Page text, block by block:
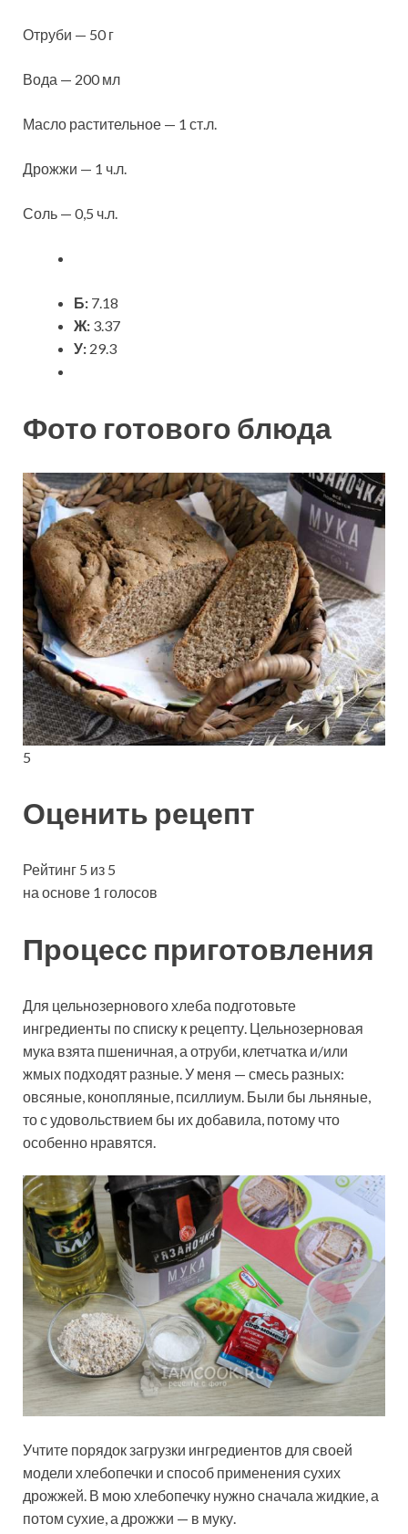
Отруби — 50 г
Вода — 200 мл
Масло растительное — 1 ст.л.
Дрожжи — 1 ч.л.
Соль — 0,5 ч.л.
Б: 7.18
Ж: 3.37
У: 29.3
Фото готового блюда
5
Оценить рецепт
Рейтинг 5 из 5
на основе 1 голосов
Процесс приготовления
Для цельнозернового хлеба подготовьте
ингредиенты по списку к рецепту. Цельнозерновая
мука взята пшеничная, а отруби, клетчатка и/или
жмых подходят разные. У меня — смесь разных:
овсяные, конопляные, псиллиум. Были бы льняные,
то с удовольствием бы их добавила, потому что
особенно нравятся.
Учтите порядок загрузки ингредиентов для своей
модели хлебопечки и способ применения сухих
дрожжей. В мою хлебопечку нужно сначала жидкие, а
потом сухие, а дрожжи — в муку.